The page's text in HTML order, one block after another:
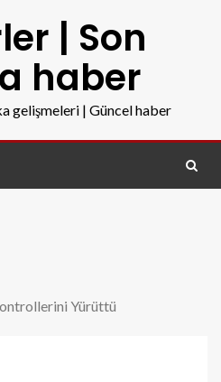
| Son
haber
gelişmeleri | Güncel haber
Yürüttü